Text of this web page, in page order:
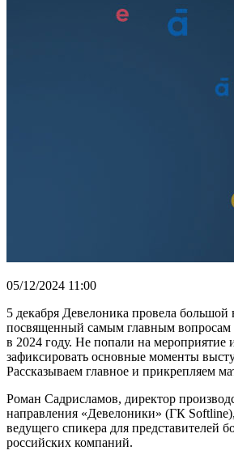
05/12/2024 11:00
5 декабря Девелоника провела большой
посвященный самым главным вопросам
в 2024 году. Не попали на мероприятие
зафиксировать основные моменты
Рассказываем главное и прикрепляем
Роман Садрисламов, директор
направления «Девелоники» (ГК
ведущего спикера для представителей
российских компаний.